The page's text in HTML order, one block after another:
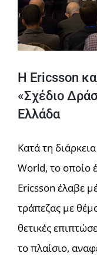
H Ericsson
«Σχέδιο
Ελλάδα
Κατά τη
World, το οποίο
Ericsson έλαβε
τράπεζας με
θετικές
το πλαίσιο,